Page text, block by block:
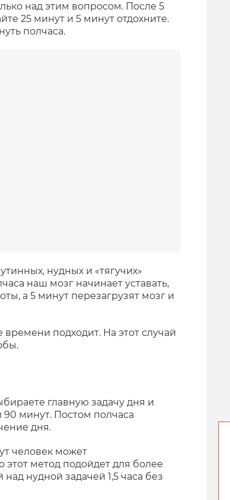
над этим вопросом. После 5
25 минут и 5 минут отдохните.
полчаса.
нудных и «тягучих»
наш мозг начинает уставать,
а 5 минут перезагрузят мозг и
времени подходит. На этот случай
главную задачу дня и
90 минут. Постом полчаса
дня.
человек может
этот метод подойдет для более
нудной задачей 1,5 часа без